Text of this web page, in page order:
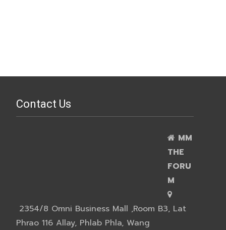
Contact Us
MM
THE
FORU
M
2354/8 Omni Business Mall ,Room B3, Lat
Phrao 116 Allay, Phlab Phla, Wang